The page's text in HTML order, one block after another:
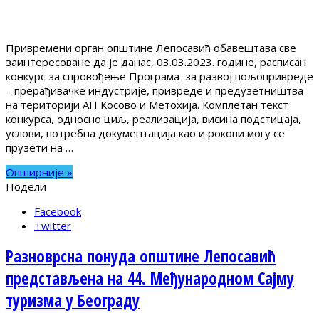
Привремени орган општине Лепосавић обавештава све
заинтересоване да је данас, 03.03.2023. године, расписан
конкурс за спровођење Програма за развој пољопривреде
– прерађивачке индустрије, привреде и предузетништва
на територији АП Косово и Метохија. Комплетан текст
конкурса, односно циљ, реализација, висина подстицаја,
услови, потребна документација као и рокови могу се
прузети на …
Опширније »
Подели
Facebook
Twitter
Разноврсна понуда општине Лепосавић
представљена на 44. Међународном Сајму
туризма у Београду